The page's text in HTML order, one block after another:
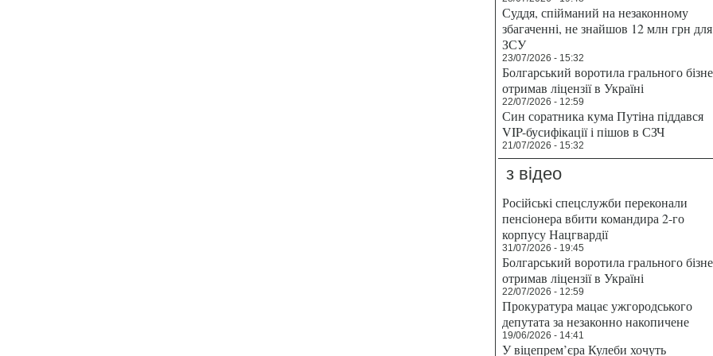
Суддя, спійманий на незаконному
збагаченні, не знайшов 12 млн грн для
ЗСУ
23/07/2026 - 15:32
Болгарський воротила грального
отримав ліцензії в Україні
22/07/2026 - 12:59
Син соратника кума Путіна піддався
VIP-бусифікації і пішов в СЗЧ
21/07/2026 - 15:32
з відео
Російські спецслужби переконали
пенсіонера вбити командира 2-го
корпусу Нацгвардії
31/07/2026 - 19:45
Болгарський воротила грального
отримав ліцензії в Україні
22/07/2026 - 12:59
Прокуратура мацає ужгородського
депутата за незаконно накопичене
19/06/2026 - 14:41
У віцепрем’єра Кулеби хочуть